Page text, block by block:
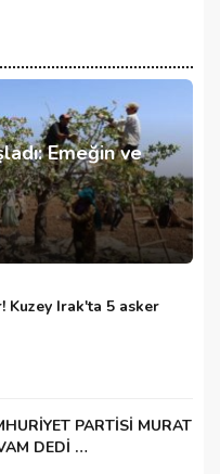
Emeğin ve
Kuzey Irak'ta 5 asker
PARTİSİ MURAT
DEDİ …